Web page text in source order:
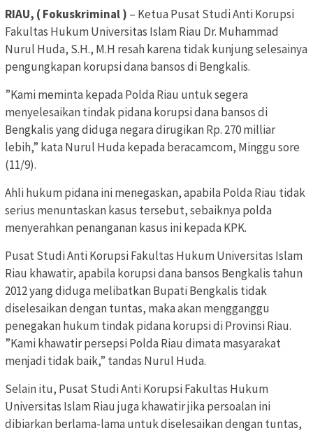
RIAU, ( Fokuskriminal ) – Ketua Pusat Studi Anti Korupsi
Fakultas Hukum Universitas Islam Riau Dr. Muhammad
Nurul Huda, S.H., M.H resah karena tidak kunjung selesainya
pengungkapan korupsi dana bansos di Bengkalis.
”Kami meminta kepada Polda Riau untuk segera
menyelesaikan tindak pidana korupsi dana bansos di
Bengkalis yang diduga negara dirugikan Rp. 270 milliar
lebih,” kata Nurul Huda kepada beracamcom, Minggu sore
(11/9).
Ahli hukum pidana ini menegaskan, apabila Polda Riau tidak
serius menuntaskan kasus tersebut, sebaiknya polda
menyerahkan penanganan kasus ini kepada KPK.
Pusat Studi Anti Korupsi Fakultas Hukum Universitas Islam
Riau khawatir, apabila korupsi dana bansos Bengkalis tahun
2012 yang diduga melibatkan Bupati Bengkalis tidak
diselesaikan dengan tuntas, maka akan mengganggu
penegakan hukum tindak pidana korupsi di Provinsi Riau.
”Kami khawatir persepsi Polda Riau dimata masyarakat
menjadi tidak baik,” tandas Nurul Huda.
Selain itu, Pusat Studi Anti Korupsi Fakultas Hukum
Universitas Islam Riau juga khawatir jika persoalan ini
dibiarkan berlama-lama untuk diselesaikan dengan tuntas,